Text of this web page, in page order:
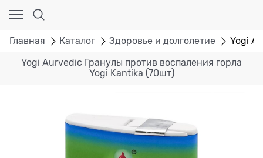
Главная Каталог Здоровье и долголетие Yogi
Yogi Aurvedic Гранулы против воспаления горла
Yogi Kantika (70шт)